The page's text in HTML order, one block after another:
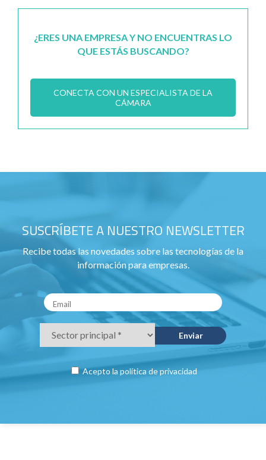
¿ERES UNA EMPRESA Y NO ENCUENTRAS LO
QUE ESTÁS BUSCANDO?
CONECTA CON UN ESPECIALISTA DE LA
CÁMARA
SUSCRÍBETE A NUESTRO NEWSLETTER
Recibe todas las novedades sobre las tecnologías de la
información para empresas.
Acepto la política de privacidad